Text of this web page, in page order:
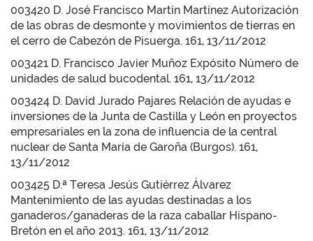
003420 D. José Francisco Martín Martínez Autorización
de las obras de desmonte y movimientos de tierras en
el cerro de Cabezón de Pisuerga. 161, 13/11/2012
003421 D. Francisco Javier Muñoz Expósito Número de
unidades de salud bucodental. 161, 13/11/2012
003424 D. David Jurado Pajares Relación de ayudas e
inversiones de la Junta de Castilla y León en proyectos
empresariales en la zona de influencia de la central
nuclear de Santa María de Garoña (Burgos). 161,
13/11/2012
003425 D.ª Teresa Jesús Gutiérrez Álvarez
Mantenimiento de las ayudas destinadas a los
ganaderos/ganaderas de la raza caballar Hispano-
Bretón en el año 2013. 161, 13/11/2012